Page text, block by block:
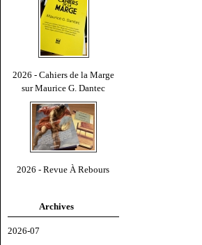
2026 - Cahiers de la Marge
sur Maurice G. Dantec
2026 - Revue À Rebours
Archives
2026-07